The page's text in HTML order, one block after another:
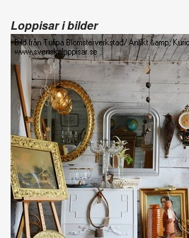
Loppisar i bilder